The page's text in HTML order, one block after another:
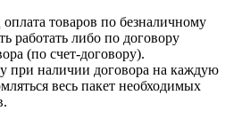
товаров по безналичному
работать либо по договору
(по счет-договору).
при наличии договора на каждую
весь пакет необходимых